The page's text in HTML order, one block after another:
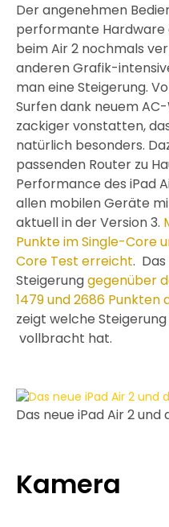
Der angenehmen
performante Hardware
beim Air 2 nochmals
anderen Grafik-
man eine Steigerung.
Surfen dank neuem
zackiger vonstatten,
natürlich besonders.
passenden Router zu
Performance des iPad
allen mobilen Geräte
aktuell in der Version 3.
Punkte im Single-Core
Core Test erreicht.
Steigerunggegenüber
1479 und 2686
zeigt welche
vollbracht hat.
Das neue iPad Air 2 und
Kamera